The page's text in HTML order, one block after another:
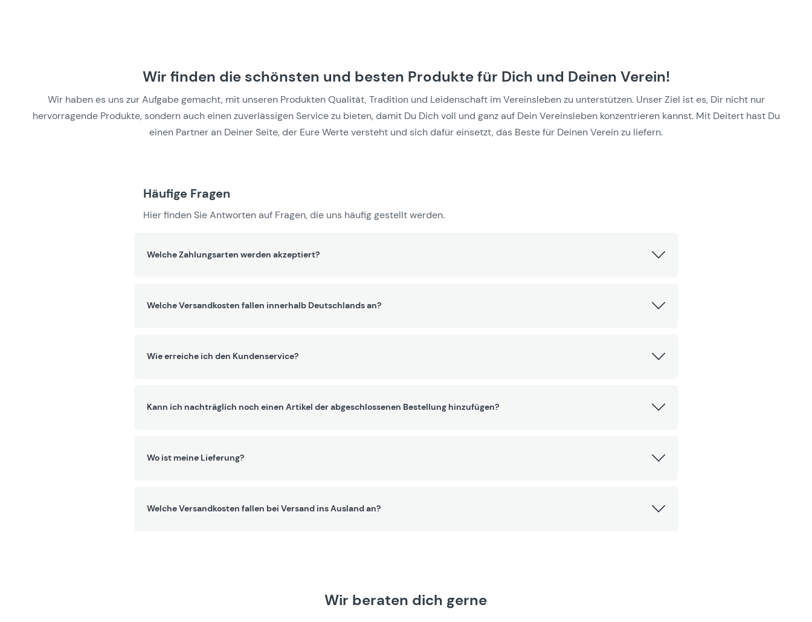
Wir finden die schönsten und besten Produkte für Dich und Deinen Verein!
Wir haben es uns zur Aufgabe gemacht, mit unseren Produkten Qualität, Tradition und Leidenschaft im Vereinsleben zu unterstützen. Unser Ziel ist es, Dir nicht nur
hervorragende Produkte, sondern auch einen zuverlässigen Service zu bieten, damit Du Dich voll und ganz auf Dein Vereinsleben konzentrieren kannst. Mit Deitert hast Du
einen Partner an Deiner Seite, der Eure Werte versteht und sich dafür einsetzt, das Beste für Deinen Verein zu liefern.
Häufige Fragen
Hier finden Sie Antworten auf Fragen, die uns häufig gestellt werden.
Welche Zahlungsarten werden akzeptiert?
Welche Versandkosten fallen innerhalb Deutschlands an?
Wie erreiche ich den Kundenservice?
Kann ich nachträglich noch einen Artikel der abgeschlossenen Bestellung hinzufügen?
Wo ist meine Lieferung?
Welche Versandkosten fallen bei Versand ins Ausland an?
Wir beraten dich gerne